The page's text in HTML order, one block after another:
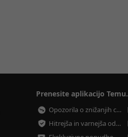
Prenesite aplikacijo Temu.
Opozorila o znižanjih cen
Hitrejša in varnejša oddaja naročila